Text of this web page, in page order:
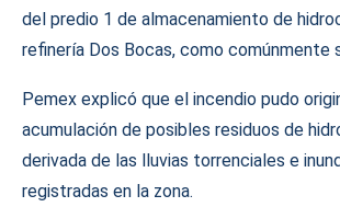
del predio 1 de almacenamiento de
refinería Dos Bocas, como comúnmente
Pemex explicó que el incendio pudo
acumulación de posibles residuos de
derivada de las lluvias torrenciales e
registradas en la zona.